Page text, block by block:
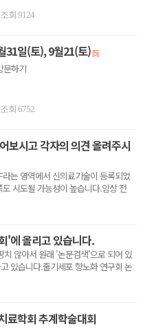
조회 9124
31일(토), 9월21(토)[5]
문하기
조회 6752
보시고 각자의 의견 올려주시
는 영역에서 신의료기술이 등록되었
시도될 가능성이 높습니다.임상 전
'에 올리고 있습니다.
않아서 원래 '논문검색'으로 되어 있
있습니다.줄기세포 항노화 연구회 논
료학회 추계학술대회